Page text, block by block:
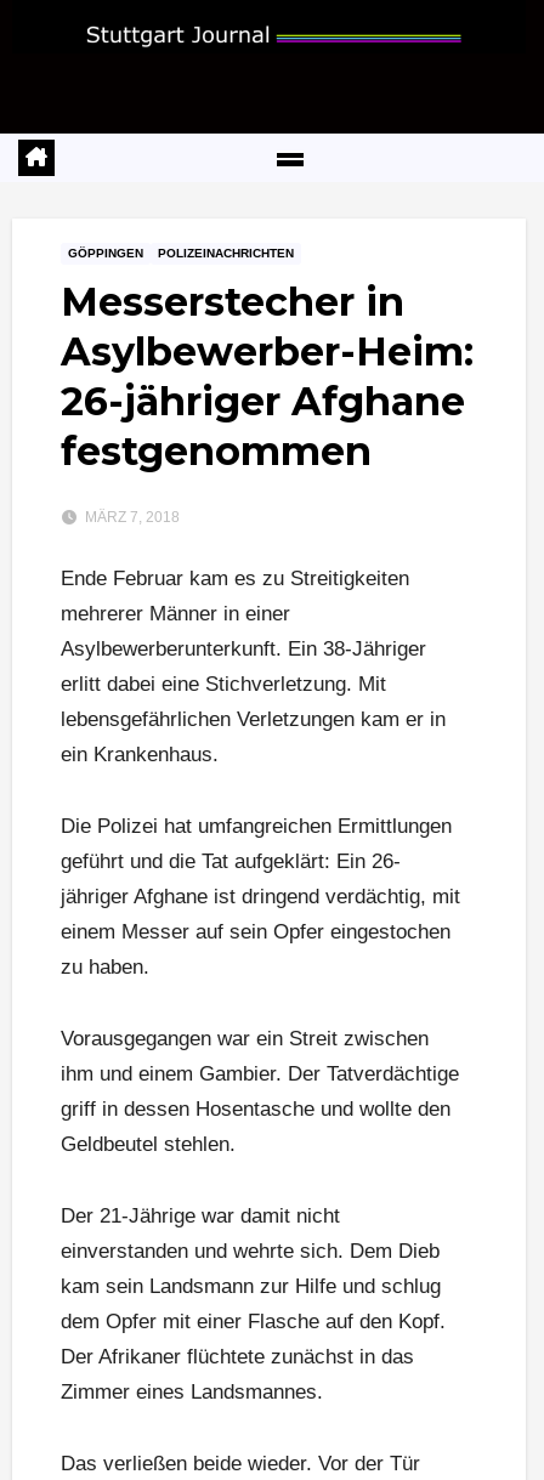
GÖPPINGEN POLIZEINACHRICHTEN
Messerstecher in
Asylbewerber-Heim:
26-jähriger Afghane
festgenommen
MÄRZ 7, 2018
Ende Februar kam es zu Streitigkeiten
mehrerer Männer in einer
Asylbewerberunterkunft. Ein 38-Jähriger
erlitt dabei eine Stichverletzung. Mit
lebensgefährlichen Verletzungen kam er in
ein Krankenhaus.
Die Polizei hat umfangreichen Ermittlungen
geführt und die Tat aufgeklärt: Ein 26-
jähriger Afghane ist dringend verdächtig, mit
einem Messer auf sein Opfer eingestochen
zu haben.
Vorausgegangen war ein Streit zwischen
ihm und einem Gambier. Der Tatverdächtige
griff in dessen Hosentasche und wollte den
Geldbeutel stehlen.
Der 21-Jährige war damit nicht
einverstanden und wehrte sich. Dem Dieb
kam sein Landsmann zur Hilfe und schlug
dem Opfer mit einer Flasche auf den Kopf.
Der Afrikaner flüchtete zunächst in das
Zimmer eines Landsmannes.
Das verließen beide wieder. Vor der Tür